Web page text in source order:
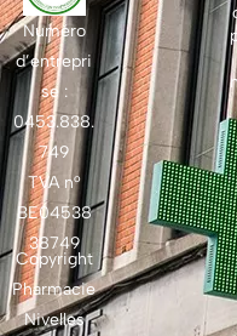
Numéro
d’entrepri
se :
0453.838.
749
TVA n°
BE04538
38749
Copyright
Pharmacie
Nivelles